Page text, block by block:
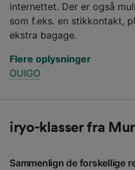
internettet. Der er også
som f.eks. en stikkontakt,
ekstra bagage.
Flere oplysninger
OUIGO
iryo-klasser fra
Sammenlign de forskellige